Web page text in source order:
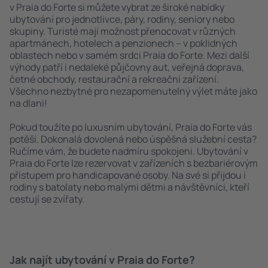
v Praia do Forte si můžete vybrat ze široké nabídky
ubytování pro jednotlivce, páry, rodiny, seniory nebo
skupiny. Turisté mají možnost přenocovat v různých
apartmánech, hotelech a penzionech – v poklidných
oblastech nebo v samém srdci Praia do Forte. Mezi další
výhody patří i nedaleké půjčovny aut, veřejná doprava,
četné obchody, restaurační a rekreační zařízení.
Všechno nezbytné pro nezapomenutelný výlet máte jako
na dlani!
Pokud toužíte po luxusním ubytování, Praia do Forte vás
potěší. Dokonalá dovolená nebo úspěšná služební cesta?
Ručíme vám, že budete nadmíru spokojeni. Ubytování v
Praia do Forte lze rezervovat v zařízeních s bezbariérovým
přístupem pro handicapované osoby. Na své si přijdou i
rodiny s batolaty nebo malými dětmi a návštěvníci, kteří
cestují se zvířaty.
Jak najít ubytování v Praia do Forte?